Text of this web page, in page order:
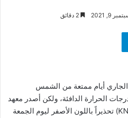
9, 2021
تيلقرام
أيام ممتعة من الشمس
الحرارة الدافئة، ولكن أصدر معهد
الأرصاد الجوية الهولندي (KNMI) تحذيراً باللون الأصفر ليوم الجمعة